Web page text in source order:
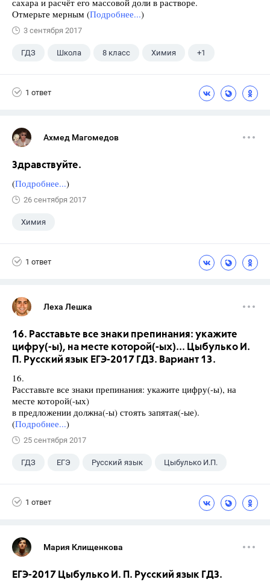
сахара и расчёт его массовой доли в растворе.
Отмерьте мерным (Подробнее...)
3 сентября 2017
ГДЗ Школа 8 класс Химия +1
1 ответ
Ахмед Магомедов
Здравствуйте.
(Подробнее...)
26 сентября 2017
Химия
1 ответ
Леха Лешка
16. Расставьте все знаки препинания: укажите
цифру(-ы), на месте которой(-ых)... Цыбулько И.
П. Русский язык ЕГЭ-2017 ГДЗ. Вариант 13.
16.
Расставьте все знаки препинания: укажите цифру(-ы), на
месте которой(-ых)
в предложении должна(-ы) стоять запятая(-ые).
(Подробнее...)
25 сентября 2017
ГДЗ ЕГЭ Русский язык Цыбулько И.П.
1 ответ
Мария Клищенкова
ЕГЭ-2017 Цыбулько И. П. Русский язык ГДЗ.